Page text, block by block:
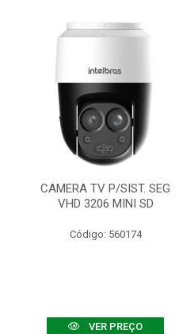
CAMERA TV P/SIST. SEG
VHD 3206 MINI SD
Código: 560174
VER PREÇO